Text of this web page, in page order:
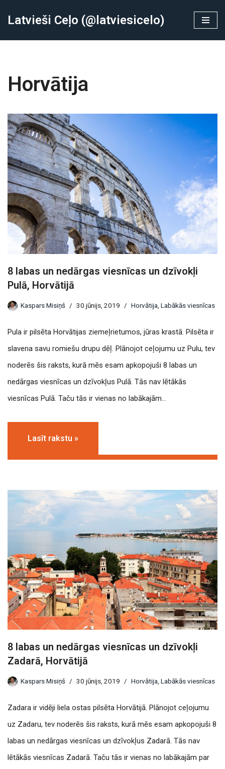
Latvieši Ceļo (@latviesicelo)
Horvātija
8 labas un nedārgas viesnīcas un dzīvokļi
Pulā, Horvātijā
Kaspars Misiņš 30 jūnijs, 2019 Horvātija Labākās viesnīcas
Pula ir pilsēta Horvātijas ziemeļrietumos, jūras krastā. Pilsēta ir
slavena savu romiešu drupu dēļ. Plānojot ceļojumu uz Pulu, tev
noderēs šis raksts, kurā mēs esam apkopojuši 8 labas un
nedārgas viesnīcas un dzīvokļus Pulā. Tās nav lētākās
viesnīcas Pulā. Taču tās ir vienas no labākajām…
Lasīt rakstu »
8 labas un nedārgas viesnīcas un dzīvokļi
Zadarā, Horvātijā
Kaspars Misiņš 30 jūnijs, 2019 Horvātija, Labākās viesnīcas
Zadara ir vidēji liela ostas pilsēta Horvātijā. Plānojot ceļojumu
uz Zadaru, tev noderēs šis raksts, kurā mēs esam apkopojuši 8
labas un nedārgas viesnīcas un dzīvokļus Zadarā. Tās nav
lētākās viesnīcas Zadarā. Taču tās ir vienas no labākajām par